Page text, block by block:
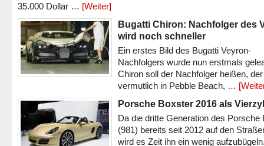
35.000 Dollar … [Weiter]
Bugatti Chiron: Nachfolger des
wird noch schneller
Ein erstes Bild des Bugatti Veyron-
Nachfolgers wurde nun erstmals
Chiron soll der Nachfolger heißen, der
vermutlich in Pebble Beach, …
Porsche Boxster 2016 als
Da die dritte Generation des Porsche
(981) bereits seit 2012 auf den
wird es Zeit ihn ein wenig